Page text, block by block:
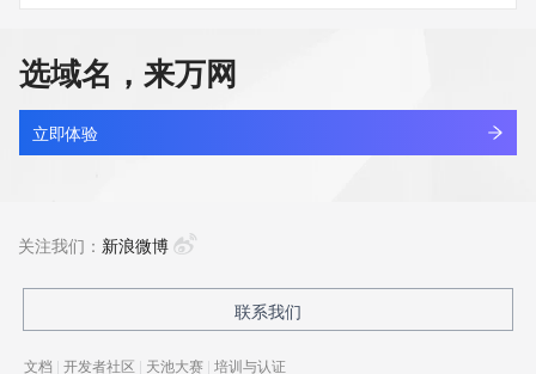
delenogroup.com
新注册
查看详情
最近查询
选域名，来万网
立即体验
关注我们： 新浪微博
联系我们
文档 | 开发者社区 | 天池大赛 | 培训与认证